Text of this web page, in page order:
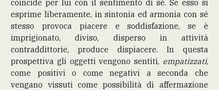
coincide per lui con il sentimento di sé. Se esso si
esprime liberamente, in sintonia ed armonia con sé
stesso provoca piacere e soddisfazione, se è
imprigionato, diviso, disperso in attività
contraddittorie, produce dispiacere. In questa
prospettiva gli oggetti vengono sentiti, empatizzati,
come positivi o come negativi a seconda che
vengano vissuti come possibilità dì affermazione